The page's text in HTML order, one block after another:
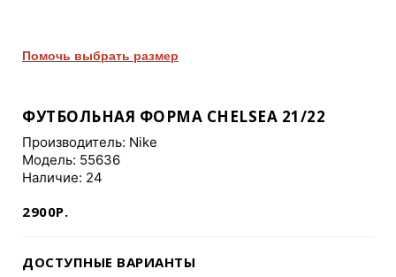
Помочь выбрать размер
ФУТБОЛЬНАЯ ФОРМА CHELSEA 21/22
Производитель: Nike
Модель: 55636
Наличие: 24
2900Р.
ДОСТУПНЫЕ ВАРИАНТЫ